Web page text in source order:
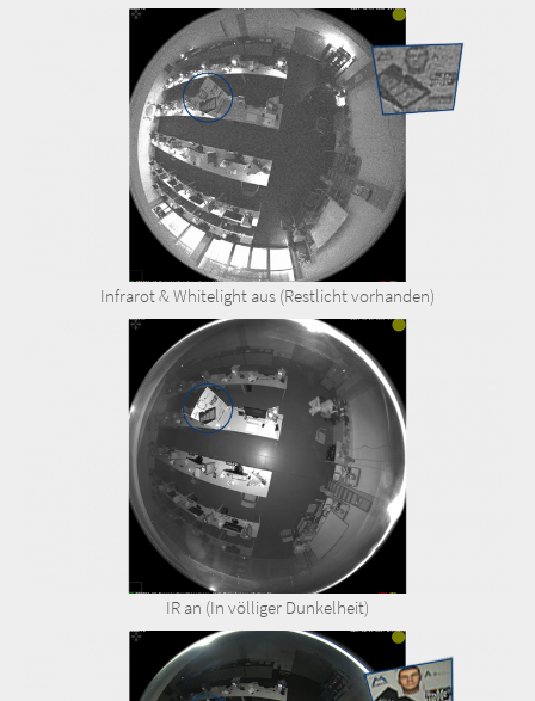
Infrarot & Whitelight aus (Restlicht vorhanden)
IR an (In völliger Dunkelheit)